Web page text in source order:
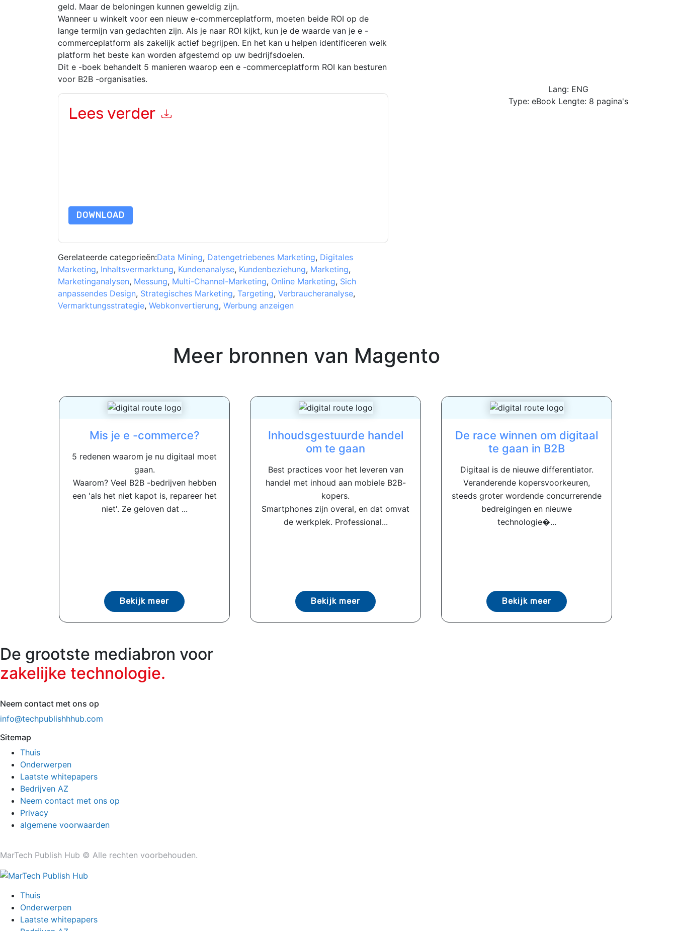
geld. Maar de beloningen kunnen geweldig zijn.
Wanneer u winkelt voor een nieuw e-commerceplatform, moeten beide ROI op de
lange termijn van gedachten zijn. Als je naar ROI kijkt, kun je de waarde van je e -
commerceplatform als zakelijk actief begrijpen. En het kan u helpen identificeren welk
platform het beste kan worden afgestemd op uw bedrijfsdoelen.
Dit e -boek behandelt 5 manieren waarop een e -commerceplatform ROI kan besturen
voor B2B -organisaties.
Lees verder
DOWNLOAD
Gerelateerde categorieën:Data Mining, Datengetriebenes Marketing, Digitales
Marketing, Inhaltsvermarktung, Kundenanalyse, Kundenbeziehung, Marketing,
Marketinganalysen, Messung, Multi-Channel-Marketing, Online Marketing, Sich
anpassendes Design, Strategisches Marketing, Targeting, Verbraucheranalyse,
Vermarktungsstrategie, Webkonvertierung, Werbung anzeigen
Lang: ENG
Type: eBook Lengte: 8 pagina's
Meer bronnen van Magento
Mis je e -commerce?
5 redenen waarom je nu digitaal moet
gaan.
Waarom? Veel B2B -bedrijven hebben
een 'als het niet kapot is, repareer het
niet'. Ze geloven dat ...
Bekijk meer
Inhoudsgestuurde handel
om te gaan
Best practices voor het leveren van
handel met inhoud aan mobiele B2B-
kopers.
Smartphones zijn overal, en dat omvat
de werkplek. Professional...
Bekijk meer
De race winnen om digitaal
te gaan in B2B
Digitaal is de nieuwe differentiator.
Veranderende kopersvoorkeuren,
steeds groter wordende concurrerende
bedreigingen en nieuwe
technologie�...
Bekijk meer
De grootste mediabron voor
zakelijke technologie.
Neem contact met ons op
info@techpublishhhub.com
Sitemap
Thuis
Onderwerpen
Laatste whitepapers
Bedrijven AZ
Neem contact met ons op
Privacy
algemene voorwaarden
MarTech Publish Hub © Alle rechten voorbehouden.
Thuis
Onderwerpen
Laatste whitepapers